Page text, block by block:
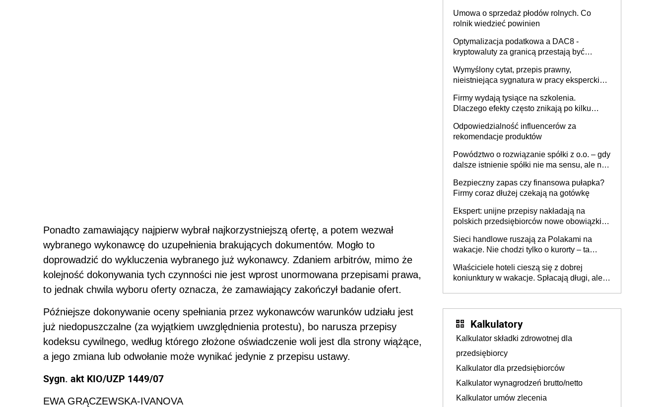
Ponadto zamawiający najpierw wybrał najkorzystniejszą ofertę, a potem wezwał
wybranego wykonawcę do uzupełnienia brakujących dokumentów. Mogło to
doprowadzić do wykluczenia wybranego już wykonawcy. Zdaniem arbitrów, mimo że
kolejność dokonywania tych czynności nie jest wprost unormowana przepisami prawa,
to jednak chwila wyboru oferty oznacza, że zamawiający zakończył badanie ofert.
Późniejsze dokonywanie oceny spełniania przez wykonawców warunków udziału jest
już niedopuszczalne (za wyjątkiem uwzględnienia protestu), bo narusza przepisy
kodeksu cywilnego, według którego złożone oświadczenie woli jest dla strony wiążące,
a jego zmiana lub odwołanie może wynikać jedynie z przepisu ustawy.
Sygn. akt KIO/UZP 1449/07
EWA GRĄCZEWSKA-IVANOVA
Umowa o sprzedaż płodów rolnych. Co
rolnik wiedzieć powinien
Optymalizacja podatkowa a DAC8 -
kryptowaluty za granicą przestają być
Wymyślony cytat, przepis prawny,
nieistniejąca sygnatura w pracy eksperckiej -
firmie
Firmy wydają tysiące na szkolenia.
Dlaczego efekty często znikają po kilku
Odpowiedzialność influencerów za
rekomendacje produktów
Powództwo o rozwiązanie spółki z o.o. – gdy
dalsze istnienie spółki nie ma sensu, ale nie
Bezpieczny zapas czy finansowa pułapka?
Firmy coraz dłużej czekają na gotówkę
Ekspert: unijne przepisy nakładają na
polskich przedsiębiorców nowe obowiązki w
Sieci handlowe ruszają za Polakami na
wakacje. Nie chodzi tylko o kurorty – ta
tam, gdzie wielu spędzi urlop po cichu
Właściciele hoteli cieszą się z dobrej
koniunktury w wakacje. Spłacają długi, ale
Kalkulatory
Kalkulator składki zdrowotnej dla
przedsiębiorcy
Kalkulator dla przedsiębiorców
Kalkulator wynagrodzeń brutto/netto
Kalkulator umów zlecenia